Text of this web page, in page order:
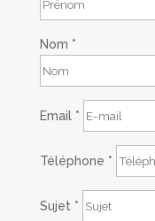
Nom *
Email *
Téléphone *
Sujet *